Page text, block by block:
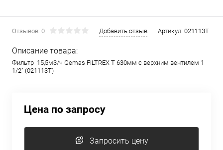
Отзывов: 0 Добавить отзыв Артикул: 021113T
Описание товара:
Фильтр 15,5м3/ч Gemas FILTREX T 630мм с верхним вентилем 1
1/2" (021113T)
Цена по запросу
Запросить цену